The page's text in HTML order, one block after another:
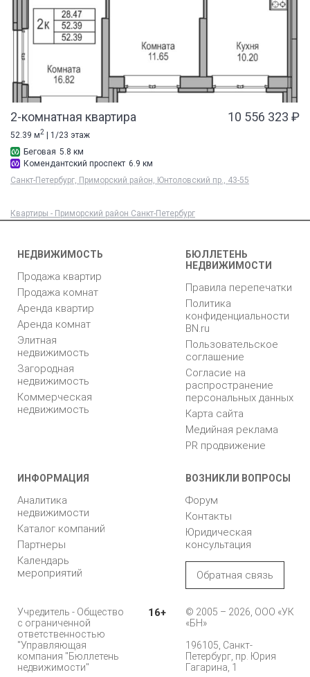
2-комнатная квартира 10 556 323 ₽
52.39 м2 | 1/23 этаж
Беговая 5.8 км
Комендантский проспект 6.9 км
Санкт-Петербург, Приморский район, Юнтоловский пр., 43-55
Квартиры - Приморский район Санкт-Петербург
НЕДВИЖИМОСТЬ
Продажа квартир
Продажа комнат
Аренда квартир
Аренда комнат
Элитная
недвижимость
Загородная
недвижимость
Коммерческая
недвижимость
БЮЛЛЕТЕНЬ
НЕДВИЖИМОСТИ
Правила перепечатки
Политика
конфиденциальности
BN.ru
Пользовательское
соглашение
Согласие на
распространение
персональных данных
Карта сайта
Медийная реклама
PR продвижение
ИНФОРМАЦИЯ
Аналитика
недвижимости
Каталог компаний
Партнеры
Календарь
мероприятий
ВОЗНИКЛИ ВОПРОСЫ
Форум
Контакты
Юридическая
консультация
Обратная связь
Учредитель - Общество
с ограниченной
ответственностью
"Управляющая
компания "Бюллетень
недвижимости"
16+
© 2005 – 2026, ООО «УК
«БН»
196105, Санкт-
Петербург, пр. Юрия
Гагарина, 1